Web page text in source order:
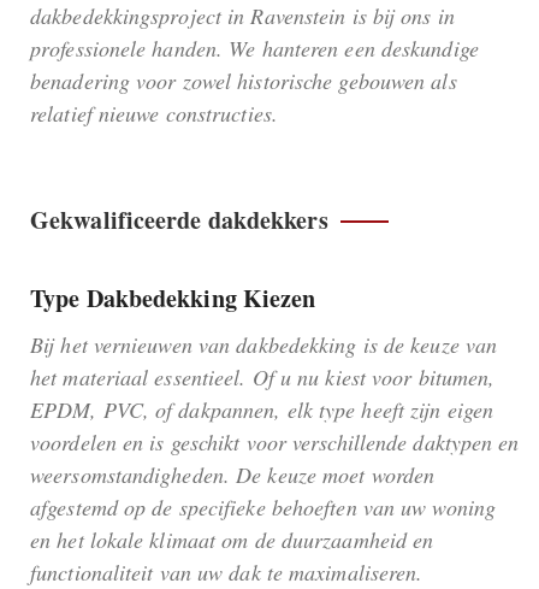
dakbedekkingsproject in Ravenstein is bij ons in
professionele handen. We hanteren een deskundige
benadering voor zowel historische gebouwen als
relatief nieuwe constructies.
Gekwalificeerde dakdekkers
Type Dakbedekking Kiezen
Bij het vernieuwen van dakbedekking is de keuze van
het materiaal essentieel. Of u nu kiest voor bitumen,
EPDM, PVC, of dakpannen, elk type heeft zijn eigen
voordelen en is geschikt voor verschillende daktypen en
weersomstandigheden. De keuze moet worden
afgestemd op de specifieke behoeften van uw woning
en het lokale klimaat om de duurzaamheid en
functionaliteit van uw dak te maximaliseren.